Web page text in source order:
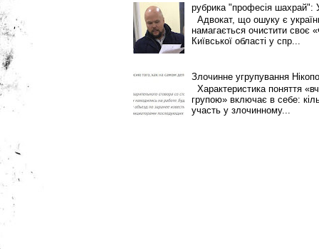
рубрика "професія шахрай":
Адвокат, що ошуку є
намагається очистити своє
Київської області у спр...
Злочинне угрупування
Характеристика поняття
групою» включає в себе:
участь у злочинному...